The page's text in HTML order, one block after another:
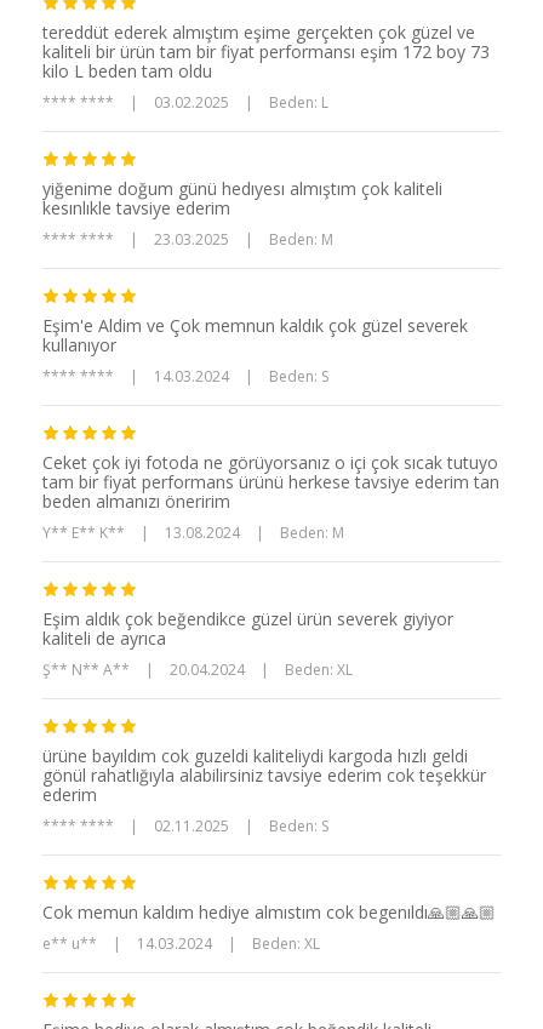
tereddüt ederek almıştım eşime gerçekten çok güzel ve
kaliteli bir ürün tam bir fiyat performansı eşim 172 boy 73
kilo L beden tam oldu
**** **** | 03.02.2025 | Beden: L
yiğenime doğum günü hedıyesı almıştım çok kaliteli
kesınlıkle tavsiye ederim
**** **** | 23.03.2025 | Beden: M
Eşim'e Aldim ve Çok memnun kaldık çok güzel severek
kullanıyor
**** **** | 14.03.2024 | Beden: S
Ceket çok iyi fotoda ne görüyorsanız o içi çok sıcak tutuyo
tam bir fiyat performans ürünü herkese tavsiye ederim tan
beden almanızı öneririm
Y** E** K** | 13.08.2024 | Beden: M
Eşim aldık çok beğendikce güzel ürün severek giyiyor
kaliteli de ayrıca
Ş** N** A** | 20.04.2024 | Beden: XL
ürüne bayıldım cok guzeldi kaliteliydi kargoda hızlı geldi
gönül rahatlığıyla alabilirsiniz tavsiye ederim cok teşekkür
ederim
**** **** | 02.11.2025 | Beden: S
Cok memun kaldım hediye almıstım cok begenıldı🙏🏼🙏🏼
e** u** | 14.03.2024 | Beden: XL